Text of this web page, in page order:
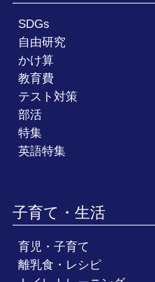
SDGs
自由研究
かけ算
教育費
テスト対策
部活
特集
英語特集
子育て・生活
育児・子育て
離乳食・レシピ